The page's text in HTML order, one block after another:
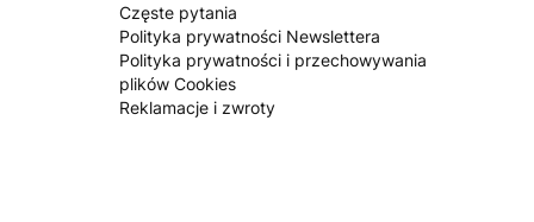
Częste pytania
Polityka prywatności Newslettera
Polityka prywatności i przechowywania
plików Cookies
Reklamacje i zwroty